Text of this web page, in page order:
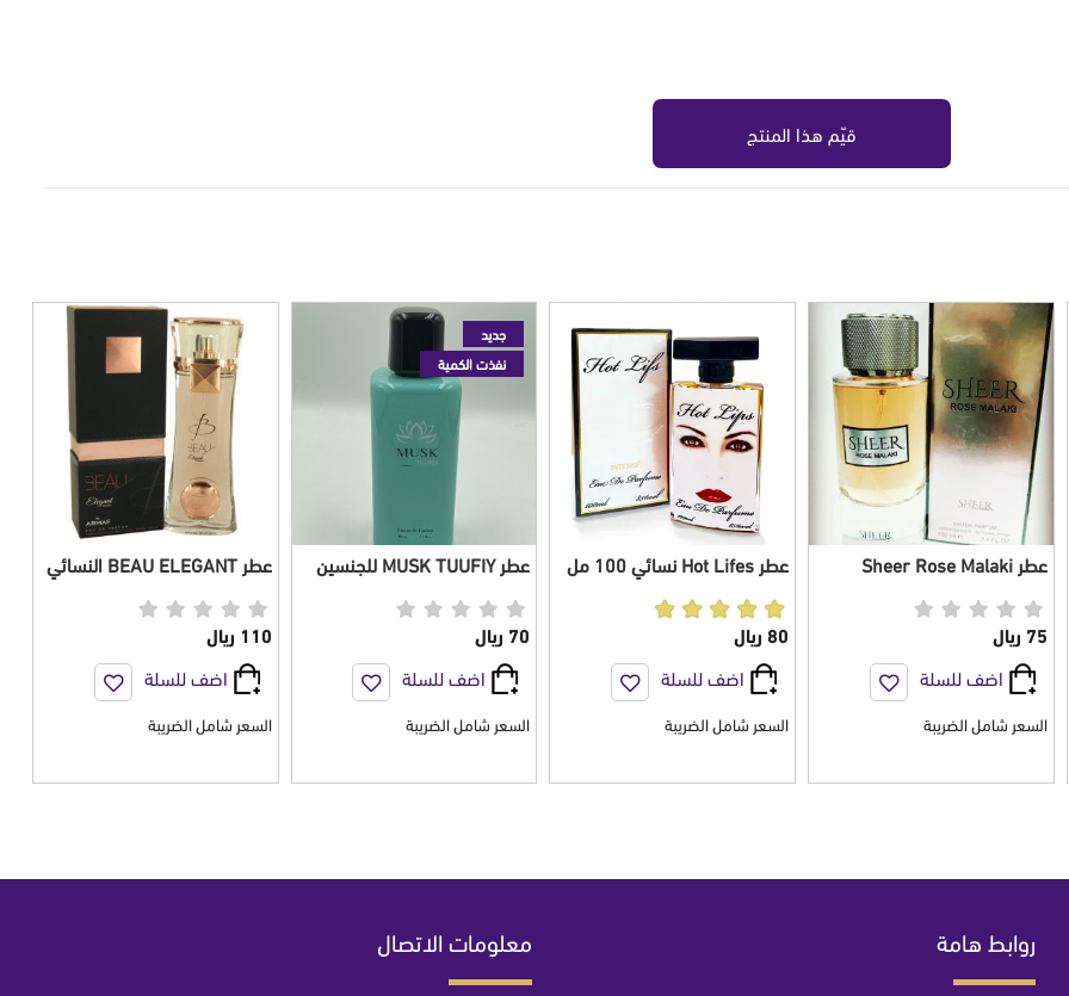
قيّم هذا المنتج
عطر Sheer Rose Malaki
75 ريال
اضف للسلة
السعر شامل الضريبة
عطر Hot Lifes نسائي 100 مل
80 ريال
اضف للسلة
السعر شامل الضريبة
جديد
نفذت الكمية
عطر MUSK TUUFIY للجنسين
70 ريال
اضف للسلة
السعر شامل الضريبة
عطر BEAU ELEGANT النسائي
110 ريال
اضف للسلة
السعر شامل الضريبة
روابط هامة معلومات الاتصال